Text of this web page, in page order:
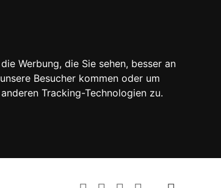
Werbung, die Sie sehen, besser an
Besucher kommen oder um
Tracking-Technologien zu.